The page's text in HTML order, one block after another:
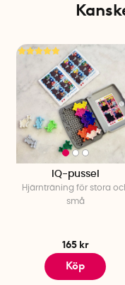
IQ-pussel
Hjärnträning för stora
små
165 kr
Köp